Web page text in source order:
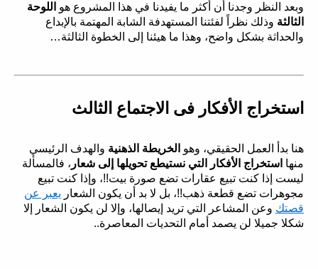
وبعد النظر وجدنا أن أكثر ما يفيدنا في هذا المشروع هو اللوحة
الثالثة وذلك نظراً لفئتنا المستهدفة الشابة المهتمة بالإبداع
والحداثة بشكل واضح، وهذا ما هيئنا إلى الخطوة الثالثة…
استخراج الأفكار فى الاجتماع الثالث
هنا بدأ العمل الحقيقي، وهو الخريطة الذهنية والهدف الرئيسي
منها استخراج الأفكار التي نستيطع تحويلها إلى شعار ، فالمسألة
ليست إذا كنت تبيع عقارات تضع صورة بيت!!، وإذا كنت تبيع
مجوهرات تضع قطعة ذهب!!، بل لا بد أن يكون الشعار يعبر عن
قصتك وعن المشاعر التي تريد إيصالها، وإلا لن يكون الشعار إلا
شكلا جميلا لن يصمد أمام التحديات المعاصرة..